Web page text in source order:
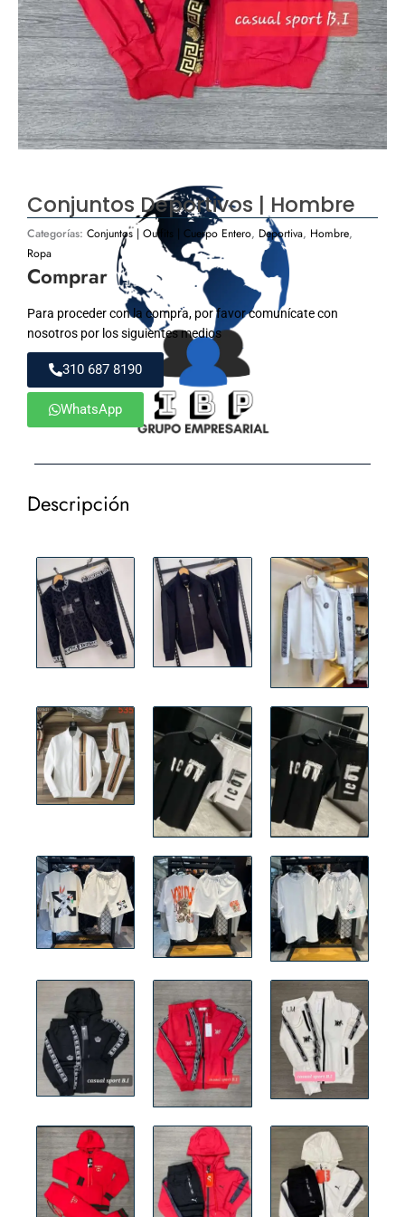
Conjuntos Deportivos | Hombre
Categorías: Conjuntos | Outfits | Cuerpo Entero, Deportiva, Hombre,
Ropa
Comprar
Para proceder con la compra, por favor comunícate con
nosotros por los siguientes medios
310 687 8190
WhatsApp
Descripción